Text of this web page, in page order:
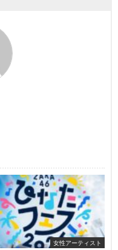
女性アーティスト